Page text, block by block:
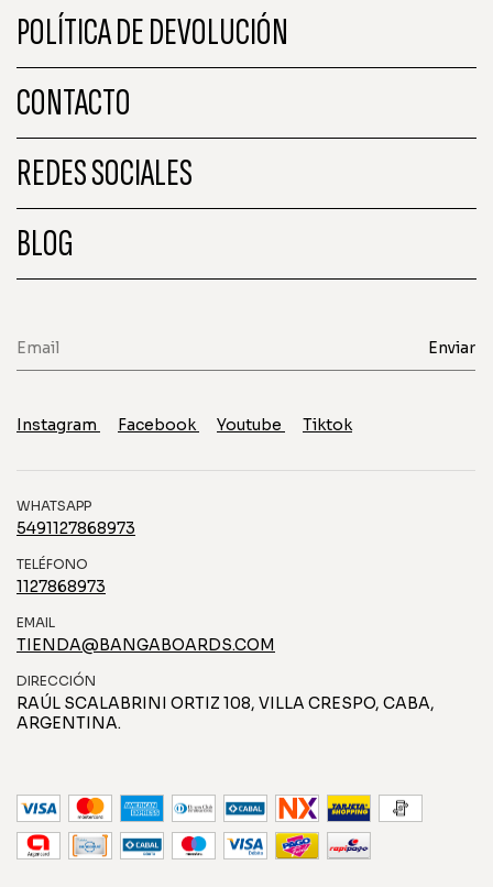
POLÍTICA DE DEVOLUCIÓN
CONTACTO
REDES SOCIALES
BLOG
Instagram Facebook Youtube Tiktok
WHATSAPP
5491127868973
TELÉFONO
1127868973
EMAIL
TIENDA@BANGABOARDS.COM
DIRECCIÓN
RAÚL SCALABRINI ORTIZ 108, VILLA CRESPO, CABA,
ARGENTINA.